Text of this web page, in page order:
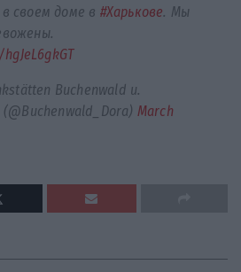
своем доме в #Харькове. Мы
Buchenwald u.
March